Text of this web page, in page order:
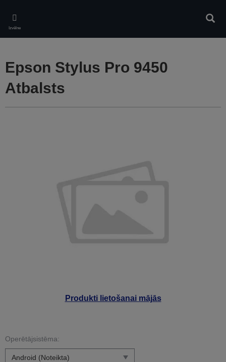
main
content
Izvēlne
Produkti lietošanai mājās
Epson Stylus Pro 9450
Atbalsts
Operētājsistēma: